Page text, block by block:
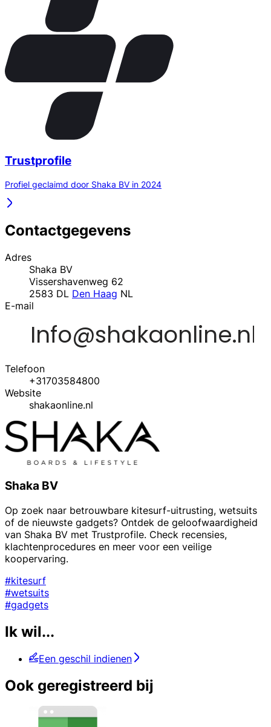
Trustprofile
Profiel geclaimd door Shaka BV in 2024
Contactgegevens
Adres
Shaka BV
Vissershavenweg 62
2583 DL Den Haag NL
E-mail
Telefoon
+31703584800
Website
shakaonline.nl
Shaka BV
Op zoek naar betrouwbare kitesurf-uitrusting, wetsuits
of de nieuwste gadgets? Ontdek de geloofwaardigheid
van Shaka BV met Trustprofile. Check recensies,
klachtenprocedures en meer voor een veilige
koopervaring.
#kitesurf
#wetsuits
#gadgets
Ik wil...
Een geschil indienen
Ook geregistreerd bij